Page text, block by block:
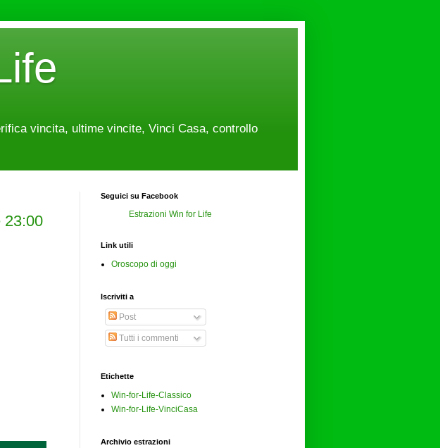
vincita, ultime vincite, Vinci Casa, controllo
23:00
Seguici su Facebook
Estrazioni Win for Life
Link utili
Oroscopo di oggi
Iscriviti a
Post
Tutti i commenti
Etichette
Win-for-Life-Classico
Win-for-Life-VinciCasa
Archivio estrazioni